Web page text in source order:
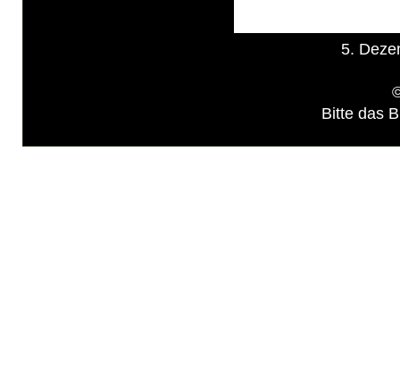
5.
Bitte das